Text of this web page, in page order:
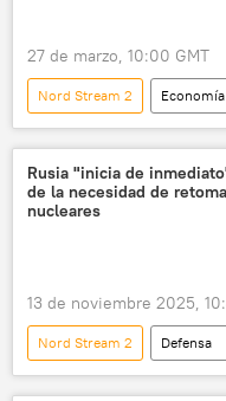
27 de marzo, 10:00 GMT
Nord Stream 2 Economía
📰 Sabotajes contra los
Nord Stream
EEUU
Rusia "inicia de
de la necesidad de
nucleares
13 de noviembre 2025,
Nord Stream 2 Defensa
OTAN
Unión